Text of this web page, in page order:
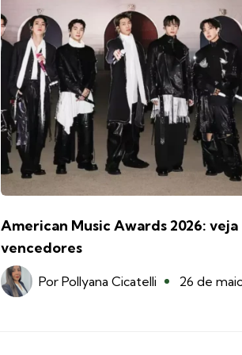
American Music Awards 2026: veja
vencedores
Por Pollyana Cicatelli 26 de